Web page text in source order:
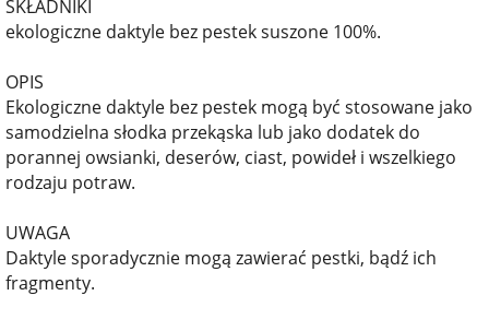
SKŁADNIKI
ekologiczne daktyle bez pestek suszone 100%.
OPIS
Ekologiczne daktyle bez pestek mogą być stosowane jako
samodzielna słodka przekąska lub jako dodatek do
porannej owsianki, deserów, ciast, powideł i wszelkiego
rodzaju potraw.
UWAGA
Daktyle sporadycznie mogą zawierać pestki, bądź ich
fragmenty.